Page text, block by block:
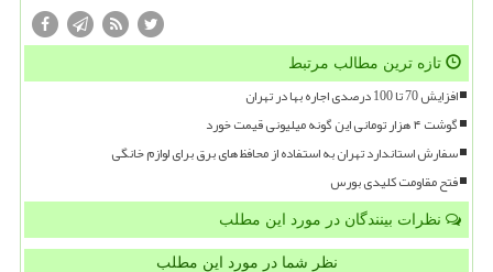
تازه ترین مطالب مرتبط
افزایش 70 تا 100 درصدی اجاره بها در تهران
گوشت ۴ هزار تومانی این گونه میلیونی قیمت خورد
سفارش استاندارد تهران به استفاده از محافظ های برق برای لوازم خانگی
فتح مقاومت کلیدی بورس
نظرات بینندگان در مورد این مطلب
نظر شما در مورد این مطلب